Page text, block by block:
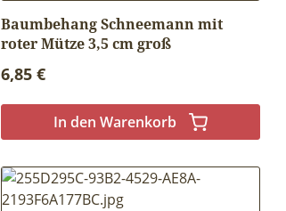
Baumbehang Schneemann mit
roter Mütze 3,5 cm groß
Regulärer Preis:
6,85 €
In den Warenkorb